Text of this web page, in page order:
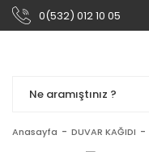
0(532) 012 10 05
Anasayfa DUVAR KAĞIDI